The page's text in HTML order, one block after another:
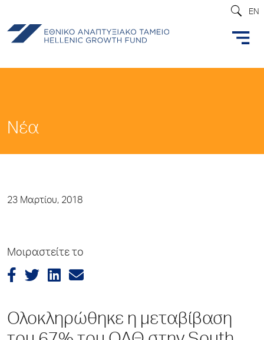
EN
Νέα
23 Μαρτίου, 2018
Μοιραστείτε το
Ολοκληρώθηκε η μεταβίβαση